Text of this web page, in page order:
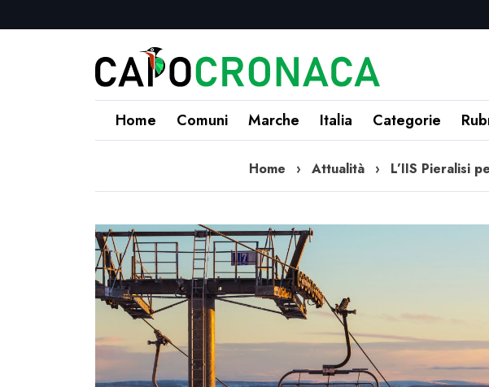
Home Comuni Marche Italia Categorie
Home › Attualità › L’IIS Pieralisi